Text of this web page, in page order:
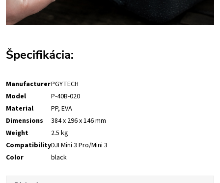
Špecifikácia:
ManufacturerPGYTECH
Model
P-40B-020
Material
PP, EVA
Dimensions
384 x 296 x 146 mm
Weight
2.5 kg
CompatibilityDJI Mini 3 Pro/Mini 3
Color
black